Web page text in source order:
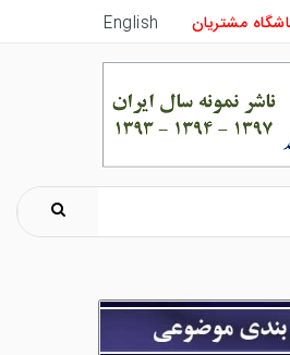
مشتریان English